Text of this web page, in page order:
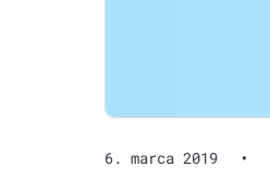
6. marca 2019 •